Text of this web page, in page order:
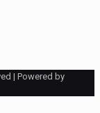
| Powered by